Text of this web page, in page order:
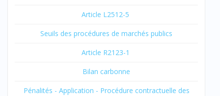
Article L2512-5
Seuils des procédures de marchés publics
Article R2123-1
Bilan carbonne
Pénalités - Application - Procédure contractuelle des